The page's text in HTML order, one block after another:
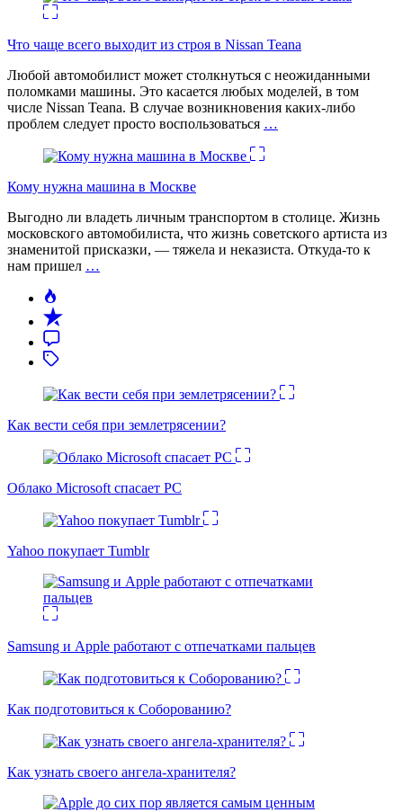
Что чаще всего выходит из строя в Nissan Teana
Любой автомобилист может столкнуться с неожиданными
поломками машины. Это касается любых моделей, в том
числе Nissan Teana. В случае возникновения каких-либо
проблем следует просто воспользоваться …
Кому нужна машина в Москве
Выгодно ли владеть личным транспортом в столице. Жизнь
московского автомобилиста, что жизнь советского артиста из
знаменитой присказки, — тяжела и неказиста. Откуда-то к
нам пришел …
Как вести себя при землетрясении?
Облако Microsoft спасает PC
Yahoo покупает Tumblr
Samsung и Apple работают с отпечатками пальцев
Как подготовиться к Соборованию?
Как узнать своего ангела-хранителя?